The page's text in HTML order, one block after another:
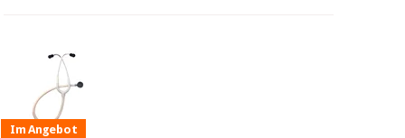
Im Angebot